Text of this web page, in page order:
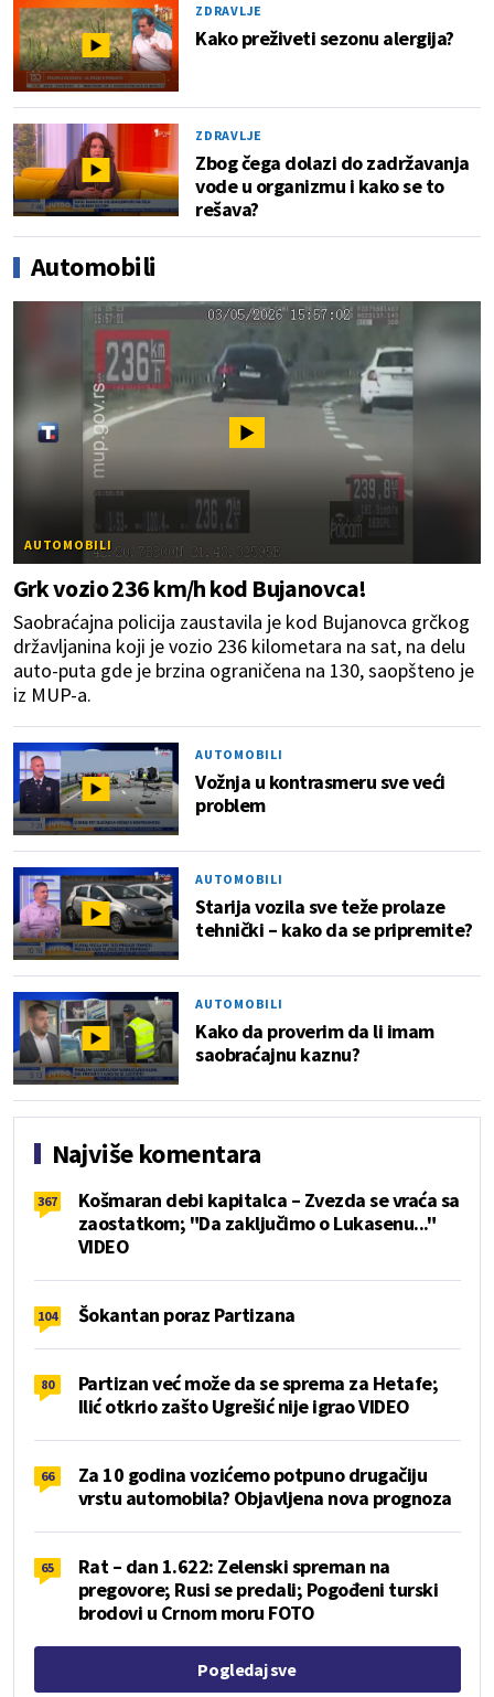
ZDRAVLJE
Kako preživeti sezonu alergija?
ZDRAVLJE
Zbog čega dolazi do zadržavanja
vode u organizmu i kako se to
rešava?
Automobili
AUTOMOBILI
Grk vozio 236 km/h kod Bujanovca!
Saobraćajna policija zaustavila je kod Bujanovca grčkog
državljanina koji je vozio 236 kilometara na sat, na delu
auto-puta gde je brzina ograničena na 130, saopšteno je
iz MUP-a.
AUTOMOBILI
Vožnja u kontrasmeru sve veći
problem
AUTOMOBILI
Starija vozila sve teže prolaze
tehnički – kako da se pripremite?
AUTOMOBILI
Kako da proverim da li imam
saobraćajnu kaznu?
Najviše komentara
367
Košmaran debi kapitalca – Zvezda se vraća sa
zaostatkom; "Da zaključimo o Lukasenu..."
VIDEO
104 Šokantan poraz Partizana
80
Partizan već može da se sprema za Hetafe;
Ilić otkrio zašto Ugrešić nije igrao VIDEO
66
Za 10 godina vozićemo potpuno drugačiju
vrstu automobila? Objavljena nova prognoza
65
Rat – dan 1.622: Zelenski spreman na
pregovore; Rusi se predali; Pogođeni turski
brodovi u Crnom moru FOTO
Pogledaj sve